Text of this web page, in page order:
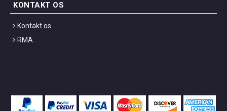
KONTAKT OS
Kontakt os
RMA